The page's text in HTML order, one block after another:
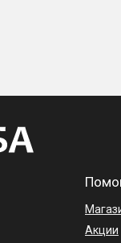
Акции